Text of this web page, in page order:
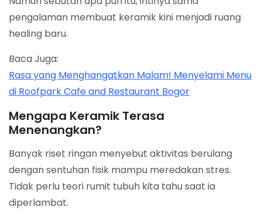
pengalaman membuat keramik kini menjadi ruang
healing baru.
Baca Juga:
Rasa yang Menghangatkan Malam! Menyelami Menu
di Roofpark Cafe and Restaurant Bogor
Mengapa Keramik Terasa
Menenangkan?
Banyak riset ringan menyebut aktivitas berulang
dengan sentuhan fisik mampu meredakan stres.
Tidak perlu teori rumit tubuh kita tahu saat ia
diperlambat.